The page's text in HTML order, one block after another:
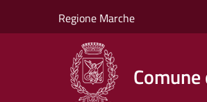
Regione Marche